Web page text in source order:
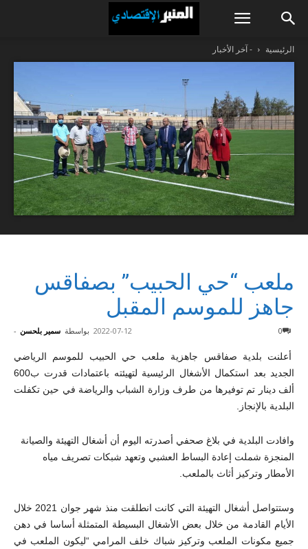
الرئيسية - آخر الأخبار
ملعب “حي الحبيب” بصفاقس
جاهز للموسم المقبل
بواسطة سمير بلحسن - 2022-07-12 0
أعلنت بلدية صفاقس جاهزية ملعب حي الحبيب للموسم الرياضي
الجديد بعد استكمال الأشغال الرئيسية لتهيئته باعتمادات قدرت ب600
ألف دينار تم توفيرها من طرف وزارة الشباب والرياضة في حين تكفلت
البلدية بالإنجاز.
وافادت البلدية في بلاغ صحفي أصدرته اليوم أن أشغال التهيئة والصيانة
المنجزة شملت إعادة البساط العشبي وتعهد شبكات تصريف مياه
الأمطار وتركيز أثاث بالملعب.
وستتواصل أشغال التهيئة التي كانت انطلقت منذ شهر جوان 2021 خلال
الأيام القادمة من خلال بعض الأشغال البسيطة المتمثلة أساسا في دهن
جميع مكونات الملعب وتركيز شباك خلف المرامي “ليكون الملعب في